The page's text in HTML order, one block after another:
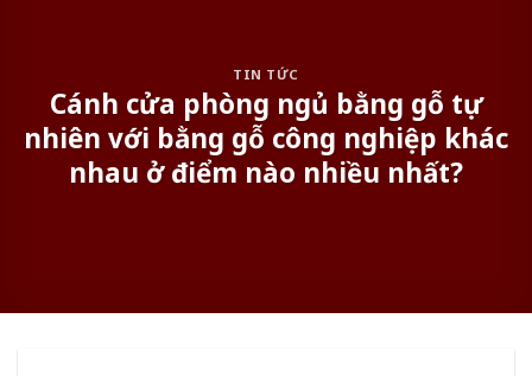
TIN TỨC
Cánh cửa phòng ngủ bằng gỗ tự
nhiên với bằng gỗ công nghiệp khác
nhau ở điểm nào nhiều nhất?